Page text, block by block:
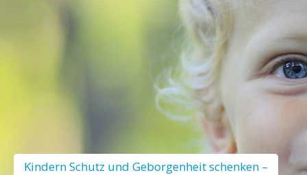
Kindern Schutz und Geborgenheit schenken –